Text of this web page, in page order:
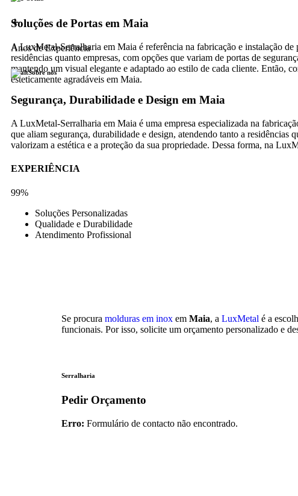
Soluções de Portas em Maia
A LuxMetal-Serralharia em Maia é referência na fabricação e instalação
residências quanto empresas, com opções que variam de portas de
mantendo um visual elegante e adaptado ao estilo de cada cliente. Então,
esteticamente agradáveis em Maia.
+
Anos de Experiência
Sobre nós
Segurança, Durabilidade e Design em Maia
A LuxMetal-Serralharia em Maia é uma empresa especializada na
que aliam segurança, durabilidade e design, atendendo tanto a
valorizam a estética e a proteção da sua propriedade. Dessa forma, na
EXPERIÊNCIA
99%
Soluções Personalizadas
Qualidade e Durabilidade
Atendimento Profissional
Se procura molduras em inox em Maia, a LuxMetal é a
funcionais. Por isso, solicite um orçamento personalizado e
Serralharia
Pedir Orçamento
Erro: Formulário de contacto não encontrado.